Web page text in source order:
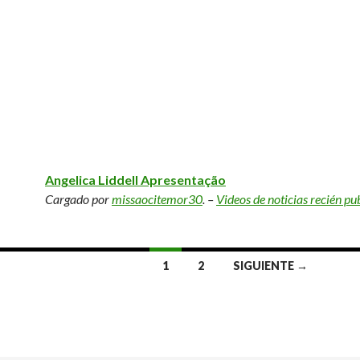
Angelica Liddell Apresentação
Cargado pormissaocitemor30. – Videos de noticias recién
1 2 SIGUIENTE →